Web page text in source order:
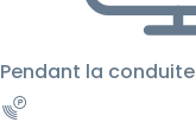
Pendant la conduite